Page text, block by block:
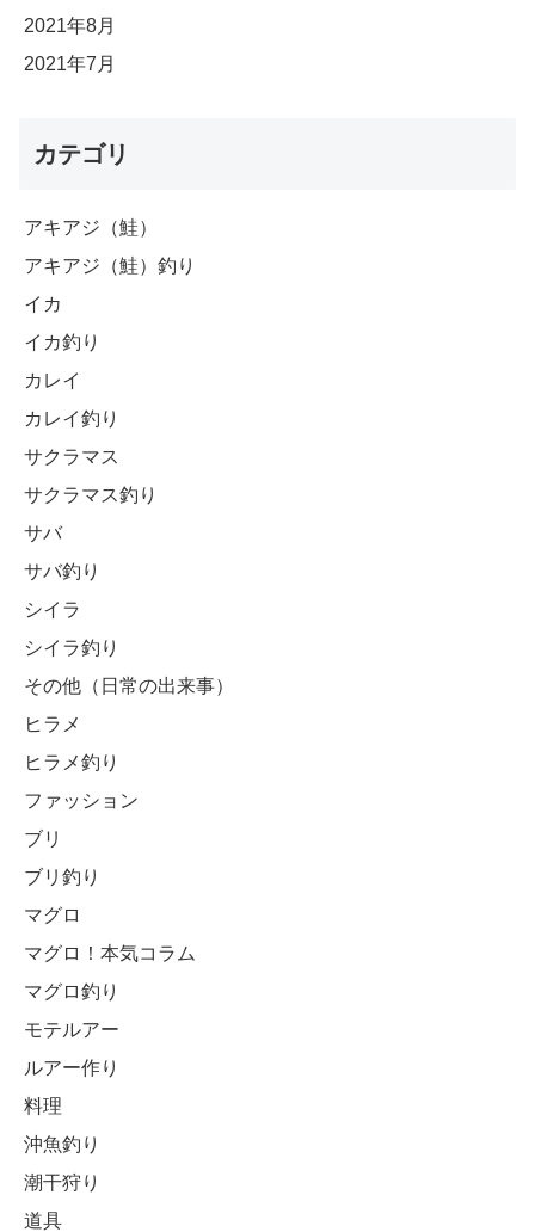
2021年8月
2021年7月
カテゴリ
アキアジ（鮭）
アキアジ（鮭）釣り
イカ
イカ釣り
カレイ
カレイ釣り
サクラマス
サクラマス釣り
サバ
サバ釣り
シイラ
シイラ釣り
その他（日常の出来事）
ヒラメ
ヒラメ釣り
ファッション
ブリ
ブリ釣り
マグロ
マグロ！本気コラム
マグロ釣り
モテルアー
ルアー作り
料理
沖魚釣り
潮干狩り
道具